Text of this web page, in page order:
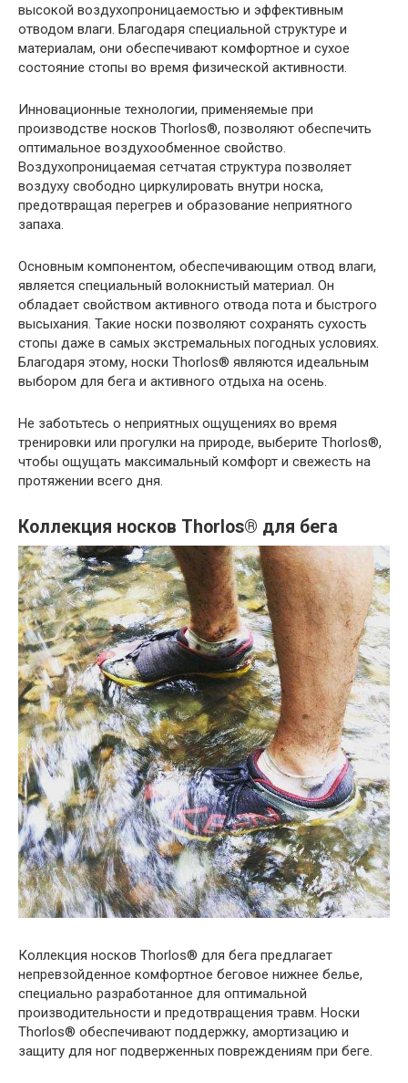
высокой воздухопроницаемостью и эффективным
отводом влаги. Благодаря специальной структуре и
материалам, они обеспечивают комфортное и сухое
состояние стопы во время физической активности.
Инновационные технологии, применяемые при
производстве носков Thorlos®, позволяют обеспечить
оптимальное воздухообменное свойство.
Воздухопроницаемая сетчатая структура позволяет
воздуху свободно циркулировать внутри носка,
предотвращая перегрев и образование неприятного
запаха.
Основным компонентом, обеспечивающим отвод влаги,
является специальный волокнистый материал. Он
обладает свойством активного отвода пота и быстрого
высыхания. Такие носки позволяют сохранять сухость
стопы даже в самых экстремальных погодных условиях.
Благодаря этому, носки Thorlos® являются идеальным
выбором для бега и активного отдыха на осень.
Не заботьтесь о неприятных ощущениях во время
тренировки или прогулки на природе, выберите Thorlos®,
чтобы ощущать максимальный комфорт и свежесть на
протяжении всего дня.
Коллекция носков Thorlos® для бега
Коллекция носков Thorlos® для бега предлагает
непревзойденное комфортное беговое нижнее белье,
специально разработанное для оптимальной
производительности и предотвращения травм. Носки
Thorlos® обеспечивают поддержку, амортизацию и
защиту для ног подверженных повреждениям при беге.